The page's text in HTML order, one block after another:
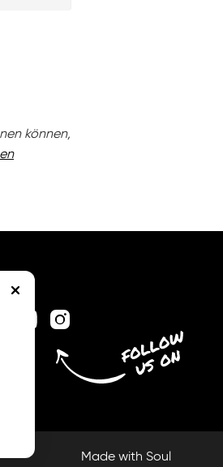
können,
Made with Soul